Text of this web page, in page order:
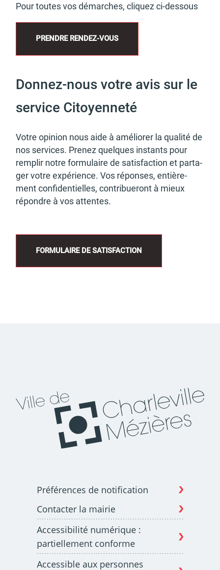
Pour toutes vos démarches, cliquez ci-dessous
PRENDRE RENDEZ-VOUS
Donnez-nous votre avis sur le
service Citoyenneté
Votre opinion nous aide à amélio­rer la qualité de
nos services. Prenez quelques instants pour
remplir notre formu­laire de satis­fac­tion et parta­
ger votre expé­rience. Vos réponses, entiè­re­
ment confi­den­tielles, contri­bue­ront à mieux
répondre à vos attentes.
FORMU­LAIRE DE SATIS­FAC­TION
Préférences de notification
Contacter la mairie
Accessibilité numérique :
partiellement conforme
Accessible aux personnes